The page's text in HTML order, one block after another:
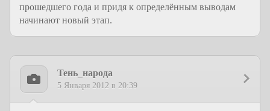
прошедшего года и придя к определённым выводам
начинают новый этап.
Тень_народа
5 Января 2012 в 20:39